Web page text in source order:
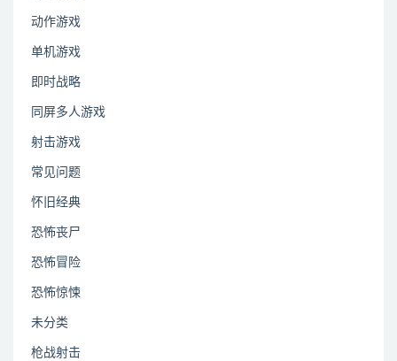
动作游戏
单机游戏
即时战略
同屏多人游戏
射击游戏
常见问题
怀旧经典
恐怖丧尸
恐怖冒险
恐怖惊悚
未分类
枪战射击